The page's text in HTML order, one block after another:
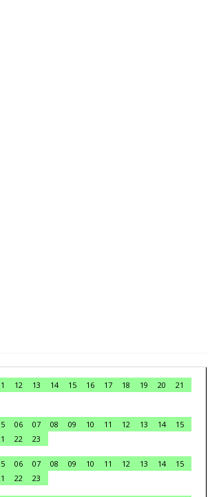
12 13 14 15 16 17 18 19 20
21
06 07 08 09 10 11 12 13 14
15
22
23
06 07 08 09 10 11 12 13 14
15
22
23